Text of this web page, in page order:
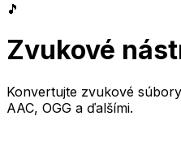
🎵
Zvukové
Konvertujte zvukové
AAC, OGG a ďalšími.